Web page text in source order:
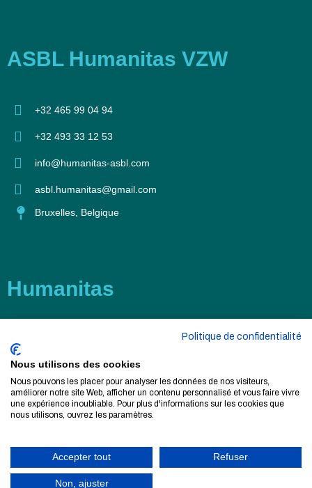
ASBL Humanitas VZW
‪+32 465 99 04 94‬
+32 493 33 12 53‬
info@humanitas-asbl.com
asbl.humanitas@gmail.com
Bruxelles, Belgique
Humanitas
+228 98 51 51 73‬
contact@humanitas-asbl.com
Lomé, Togo
Politique de confidentialité
Nous utilisons des cookies
Nous pouvons les placer pour analyser les données de nos visiteurs,
améliorer notre site Web, afficher un contenu personnalisé et vous faire vivre
une expérience inoubliable. Pour plus d'informations sur les cookies que
nous utilisons, ouvrez les paramètres.
Accepter tout Refuser
Non, ajuster